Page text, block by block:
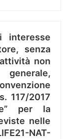
interesse
senza
non
117/2017
per la
nelle
NAT-